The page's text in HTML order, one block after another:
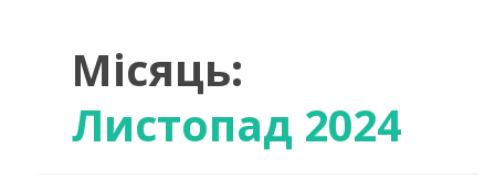
Місяць:
Листопад 2024